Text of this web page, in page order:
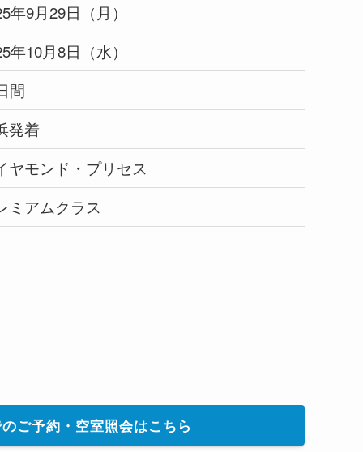
年9月29日（月）
年10月8日（水）
間
発着
ヤモンド・プリセス
ミアムクラス
ご予約・空室照会はこちら